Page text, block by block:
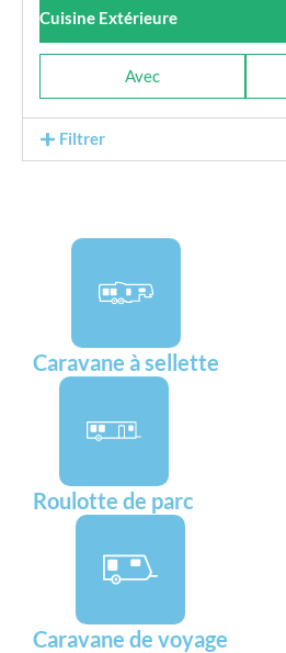
Cuisine Extérieure
Avec
Filtrer
Caravane à sellette
Roulotte de parc
Caravane de voyage